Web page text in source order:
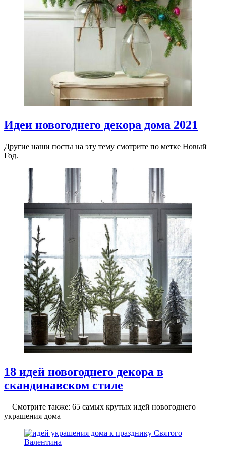
Идеи новогоднего декора дома 2021
Другие наши посты на эту тему смотрите по метке Новый
Год.
18 идей новогоднего декора в
скандинавском стиле
Смотрите также: 65 самых крутых идей новогоднего
украшения дома